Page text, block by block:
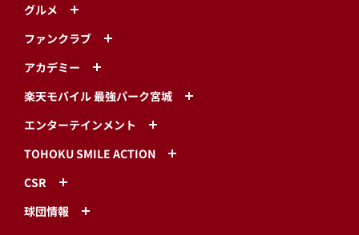
グルメ
ファンクラブ
アカデミー
楽天モバイル 最強パーク宮城
エンターテインメント
TOHOKU SMILE ACTION
CSR
球団情報